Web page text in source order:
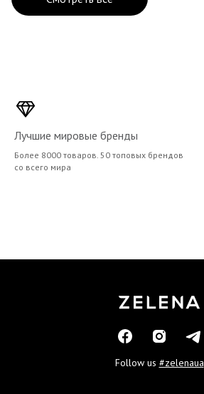
Лучшие мировые бренды
Более 8000 товаров. 50 топовых брендов
со всего мира
Follow us #zelenaua